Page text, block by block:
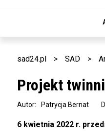
sad24.pl > SAD >
Projekt
Autor: Patrycja Bernat
6 kwietnia 2022 r.